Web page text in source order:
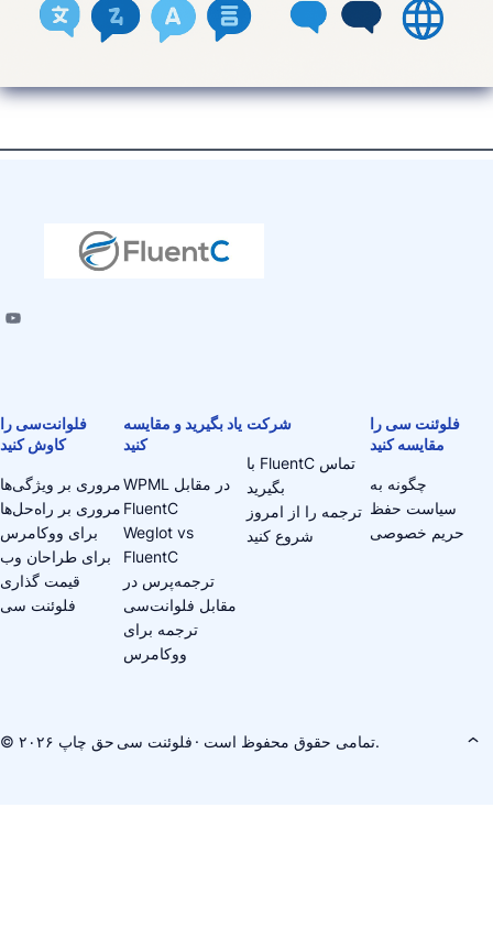
فلوانت‌سی را
کاوش کنید
مروری بر ویژگی‌ها
مروری بر راه‌حل‌ها
برای ووکامرس
برای طراحان وب
قیمت گذاری
فلوئنت سی
یاد بگیرید و مقایسه
کنید
WPML در مقابل
FluentC
Weglot vs
FluentC
ترجمه‌پرس در
مقابل فلوانت‌سی
ترجمه برای
ووکامرس
شرکت
با FluentC تماس
بگیرید
ترجمه را از امروز
شروع کنید
فلوئنت سی را
مقایسه کنید
چگونه به
سیاست حفظ
حریم خصوصی
© حق چاپ ۲۰۲۶ فلوئنت سی · تمامی حقوق محفوظ است.